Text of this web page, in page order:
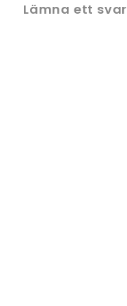
Lämna ett svar